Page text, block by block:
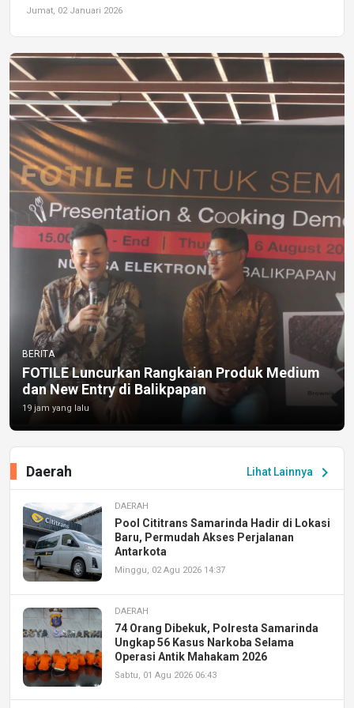
Jumat, 02 Januari 2026
BERITA
FOTILE Luncurkan Rangkaian Produk Medium
dan New Entry di Balikpapan
19 jam yang lalu
Lihat Lainnya chevron_right
Daerah
DAERAH
Pool Cititrans Samarinda Hadir di Lokasi
Baru, Permudah Akses Perjalanan
Antarkota
Minggu, 02 Agu 2026 14:37
DAERAH
74 Orang Dibekuk, Polresta Samarinda
Ungkap 56 Kasus Narkoba Selama
Operasi Antik Mahakam 2026
Sabtu, 01 Agu 2026 06:43